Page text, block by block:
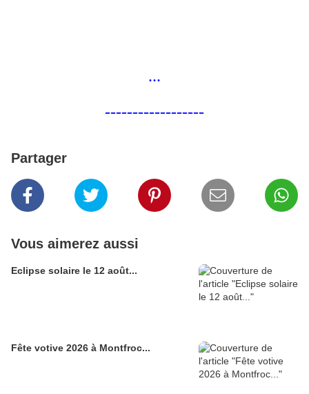
...
------------------
Partager
Vous aimerez aussi
Eclipse solaire le 12 août...
Fête votive 2026 à Montfroc...